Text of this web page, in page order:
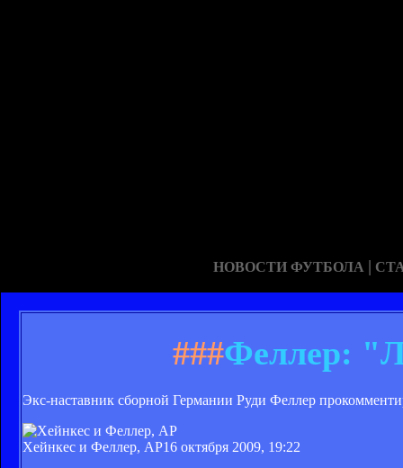
НОВОСТИ ФУТБОЛА |
###Феллер:
Экс-наставник сборной Германии Руди Феллер
Хейнкес и Феллер, AP16 октября 2009, 19:22